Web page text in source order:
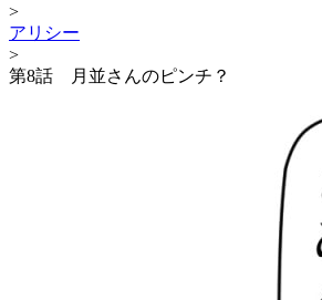
>
アリシー
>
第8話 月並さんのピンチ？